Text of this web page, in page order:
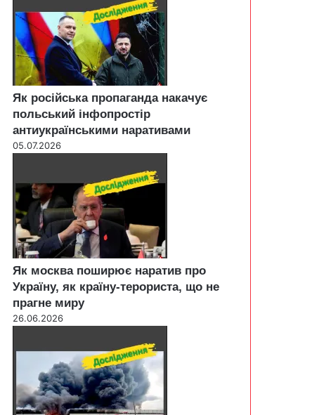
Як російська пропаганда накачує
польський інфопростір
антиукраїнськими наративами
05.07.2026
Як москва поширює наратив про
Україну, як країну-терориста, що не
прагне миру
26.06.2026